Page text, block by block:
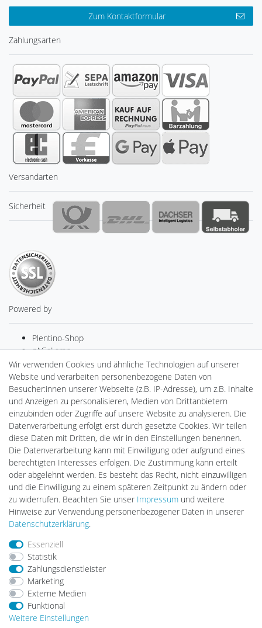
Zum Kontaktformular
Zahlungsarten
Versandarten
Sicherheit
Powered by
Plentino-Shop
gAGaLamp
Drohnenstore24
Cardanlight-Shop
Batteriespeicher
PlentiSolar
Gebrauchtlicht
Ledkauf
DEYESOLAR
Lightech Connect
CardanLight Europe
FORTIMO LEDs
LED-RETROSHOP
MeinUSB
Barrierefreiheitserklärung
Wir verwenden Cookies und ähnliche Technologien auf unserer
Website und verarbeiten personenbezogene Daten von
Besucher:innen unserer Webseite (z.B. IP-Adresse), um z.B. Inhalte
und Anzeigen zu personalisieren, Medien von Drittanbietern
einzubinden oder Zugriffe auf unsere Website zu analysieren. Die
Datenverarbeitung erfolgt erst durch gesetzte Cookies. Wir teilen
diese Daten mit Dritten, die wir in den Einstellungen benennen.
Die Datenverarbeitung kann mit Einwilligung oder aufgrund eines
berechtigten Interesses erfolgen. Die Zustimmung kann erteilt
oder abgelehnt werden. Es besteht das Recht, nicht einzuwilligen
und die Einwilligung zu einem späteren Zeitpunkt zu ändern oder
zu widerrufen. Beachten Sie unser Impressum und weitere
Hinweise zur Verwendung personenbezogener Daten in unserer
Daten­schutz­erklärung.
Essenziell
Statistik
Zahlungsdienstleister
Marketing
Externe Medien
Funktional
Weitere Einstellungen